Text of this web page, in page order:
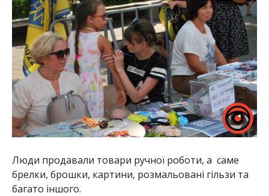
Люди продавали товари ручної роботи, а саме
брелки, брошки, картини, розмальовані гільзи та
багато іншого.